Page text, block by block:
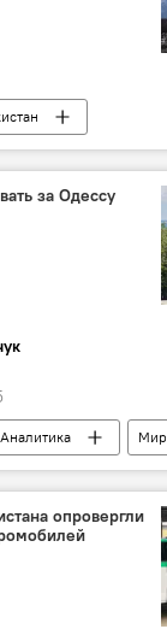
Таджикистана
за Одессу
Аналитика
Мир
Политика
опровергли